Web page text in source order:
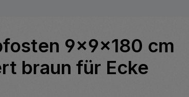
9x9x180 cm
braun für Ecke